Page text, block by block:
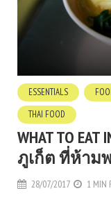
ESSENTIALS
THAI FOOD
WHAT TO
ภูเก็ต ที่ห้าม
28/07/2017 1 MIN